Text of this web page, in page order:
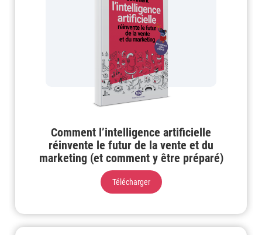
Comment l’intelligence artificielle
réinvente le futur de la vente et du
marketing (et comment y être préparé)
Télécharger